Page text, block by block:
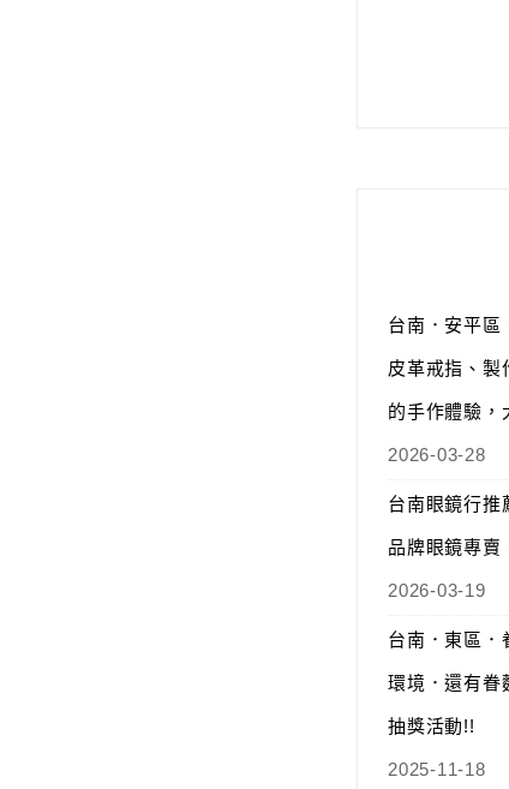
台南．安平區
皮革戒指、製
的手作體驗，
2026-03-28
台南眼鏡行推
品牌眼鏡專賣
2026-03-19
台南．東區．
環境．還有眷
抽獎活動!!
2025-11-18